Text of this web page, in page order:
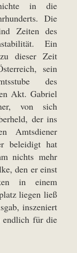
in die
Die
Zeiten des
Ein
dieser Zeit
sein
des
Akt. Gabriel
von sich
der ins
Amtsdiener
beleidigt hat
nichts mehr
den er einst
in einem
liegen ließ
inszeniert
endlich für die